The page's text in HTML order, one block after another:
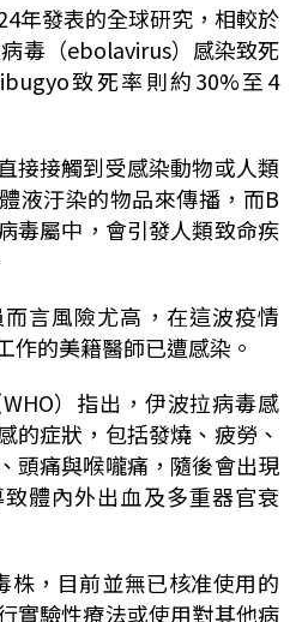
年發表的全球研究，相較於
毒（ebolavirus）感染致死
致死率則約30%至4
接接觸到受感染動物或人類
液汙染的物品來傳播，而B
毒屬中，會引發人類致命疾
言風險尤高，在這波疫情
作的美籍醫師已遭感染。
）指出，伊波拉病毒感
的症狀，包括發燒、疲勞、
頭痛與喉嚨痛，隨後會出現
體內外出血及多重器官衰
，目前並無已核准使用的
實驗性療法或使用對其他病